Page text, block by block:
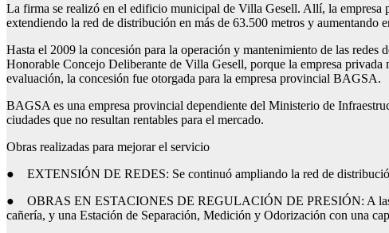
La firma se realizó en el edificio municipal de Villa Gesell. Allí, la empresa
extendiendo la red de distribución en más de 63.500 metros y aumentando
Hasta el 2009 la concesión para la operación y mantenimiento de las
Honorable Concejo Deliberante de Villa Gesell, porque la empresa
evaluación, la concesión fue otorgada para la empresa provincial BAGSA.
BAGSA es una empresa provincial dependiente del Ministerio de
ciudades que no resultan rentables para el mercado.
Obras realizadas para mejorar el servicio
● EXTENSIÓN DE REDES: Se continuó ampliando la red de
● OBRAS EN ESTACIONES DE REGULACIÓN DE PRESIÓN: A las
cañería, y una Estación de Separación, Medición y Odorización con una